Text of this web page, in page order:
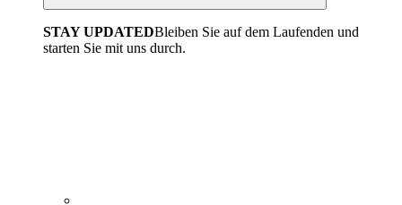
STAY UPDATEDBleiben Sie auf dem Laufenden und
starten Sie mit uns durch.